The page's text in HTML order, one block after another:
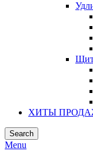
ХИТЫ
Search
Menu